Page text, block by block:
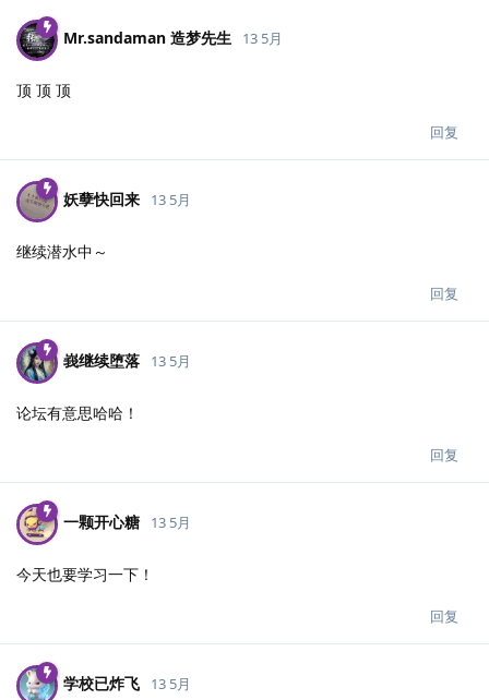
Mr.​sandaman 造梦先生 13 5月
顶 顶 顶
回复
妖孽快回来 13 5月
继续潜水中～
回复
峩继续堕落 13 5月
论坛有意思哈哈！
回复
一颗开心糖 13 5月
今天也要学习一下！
回复
学校已炸飞 13 5月